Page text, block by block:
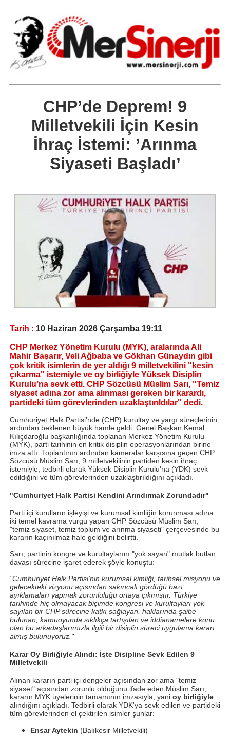
CHP’de Deprem! 9
Milletvekili İçin Kesin
İhraç İstemi: ’Arınma
Siyaseti Başladı’
Tarih : 10 Haziran 2026 Çarşamba 19:11
CHP Merkez Yönetim Kurulu (MYK), aralarında Ali
Mahir Başarır, Veli Ağbaba ve Gökhan Günaydın gibi
çok kritik isimlerin de yer aldığı 9 milletvekilini "kesin
çıkarma" istemiyle ve oy birliğiyle Yüksek Disiplin
Kurulu’na sevk etti. CHP Sözcüsü Müslim Sarı, "Temiz
siyaset adına zor ama alınması gereken bir karardı,
partideki tüm görevlerinden uzaklaştırıldılar" dedi.
Cumhuriyet Halk Partisi’nde (CHP) kurultay ve yargı süreçlerinin
ardından beklenen büyük hamle geldi. Genel Başkan Kemal
Kılıçdaroğlu başkanlığında toplanan Merkez Yönetim Kurulu
(MYK), parti tarihinin en kritik disiplin operasyonlarından birine
imza attı. Toplantının ardından kameralar karşısına geçen CHP
Sözcüsü Müslim Sarı, 9 milletvekilinin partiden kesin ihraç
istemiyle, tedbirli olarak Yüksek Disiplin Kurulu'na (YDK) sevk
edildiğini ve tüm görevlerinden uzaklaştırıldığını açıkladı.
"Cumhuriyet Halk Partisi Kendini Arındırmak Zorundadır"
Parti içi kurulların işleyişi ve kurumsal kimliğin korunması adına
iki temel kavrama vurgu yapan CHP Sözcüsü Müslim Sarı,
"temiz siyaset, temiz toplum ve arınma siyaseti" çerçevesinde bu
kararın kaçınılmaz hale geldiğini belirtti.
Sarı, partinin kongre ve kurultaylarını "yok sayan" mutlak butlan
davası sürecine işaret ederek şöyle konuştu:
"Cumhuriyet Halk Partisi'nin kurumsal kimliği, tarihsel misyonu ve
gelecekteki vizyonu açısından sakıncalı gördüğü bazı
ayıklamaları yapmak zorunluluğu ortaya çıkmıştır. Türkiye
tarihinde hiç olmayacak biçimde kongresi ve kurultayları yok
sayılan bir CHP sürecine katkı sağlayan, haklarında şaibe
bulunan, kamuoyunda sıklıkça tartışılan ve iddianamelere konu
olan bu arkadaşlarımızla ilgili bir disiplin süreci uygulama kararı
almış bulunuyoruz."
Karar Oy Birliğiyle Alındı: İşte Disipline Sevk Edilen 9
Milletvekili
Alınan kararın parti içi dengeler açısından zor ama "temiz
siyaset" açısından zorunlu olduğunu ifade eden Müslim Sarı,
kararın MYK üyelerinin tamamının imzasıyla, yani oy birliğiyle
alındığını açıkladı. Tedbirli olarak YDK'ya sevk edilen ve partideki
tüm görevlerinden el çektirilen isimler şunlar:
Ensar Aytekin (Balıkesir Milletvekili)